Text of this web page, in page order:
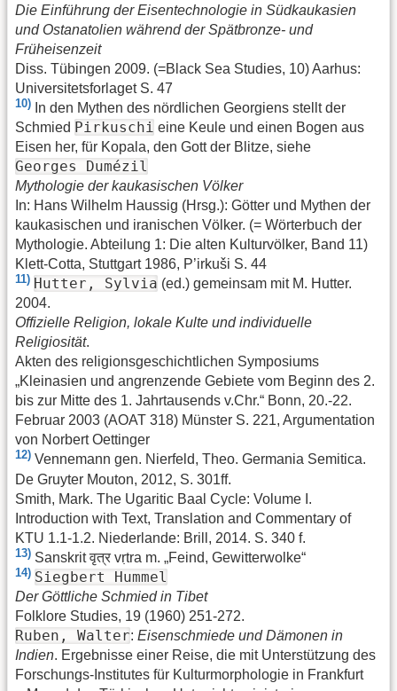
Die Einführung der Eisentechnologie in Südkaukasien
und Ostanatolien während der Spätbronze- und
Früheisenzeit
Diss. Tübingen 2009. (=Black Sea Studies, 10) Aarhus:
Universitetsforlaget S. 47
10) In den Mythen des nördlichen Georgiens stellt der
Schmied Pirkuschi eine Keule und einen Bogen aus
Eisen her, für Kopala, den Gott der Blitze, siehe
Georges Dumézil
Mythologie der kaukasischen Völker
In: Hans Wilhelm Haussig (Hrsg.): Götter und Mythen der
kaukasischen und iranischen Völker. (= Wörterbuch der
Mythologie. Abteilung 1: Die alten Kulturvölker, Band 11)
Klett-Cotta, Stuttgart 1986, P’irkuši S. 44
11) Hutter, Sylvia (ed.) gemeinsam mit M. Hutter.
2004.
Offizielle Religion, lokale Kulte und individuelle
Religiosität.
Akten des religionsgeschichtlichen Symposiums
„Kleinasien und angrenzende Gebiete vom Beginn des 2.
bis zur Mitte des 1. Jahrtausends v.Chr.“ Bonn, 20.-22.
Februar 2003 (AOAT 318) Münster S. 221, Argumentation
von Norbert Oettinger
12) Vennemann gen. Nierfeld, Theo. Germania Semitica.
De Gruyter Mouton, 2012, S. 301ff.
Smith, Mark. The Ugaritic Baal Cycle: Volume I.
Introduction with Text, Translation and Commentary of
KTU 1.1-1.2. Niederlande: Brill, 2014. S. 340 f.
13) Sanskrit वृत्र vṛtra m. „Feind, Gewitterwolke“
14) Siegbert Hummel
Der Göttliche Schmied in Tibet
Folklore Studies, 19 (1960) 251-272.
Ruben, Walter: Eisenschmiede und Dämonen in
Indien. Ergebnisse einer Reise, die mit Unterstützung des
Forschungs-Institutes für Kulturmorphologie in Frankfurt